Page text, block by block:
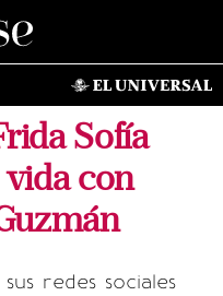
Sofía
con
redes sociales